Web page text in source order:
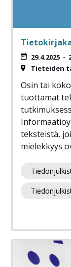
29.4.2025 -
Tieteiden
Osin tai
tuottamat
teksteistä,
mielekkyys